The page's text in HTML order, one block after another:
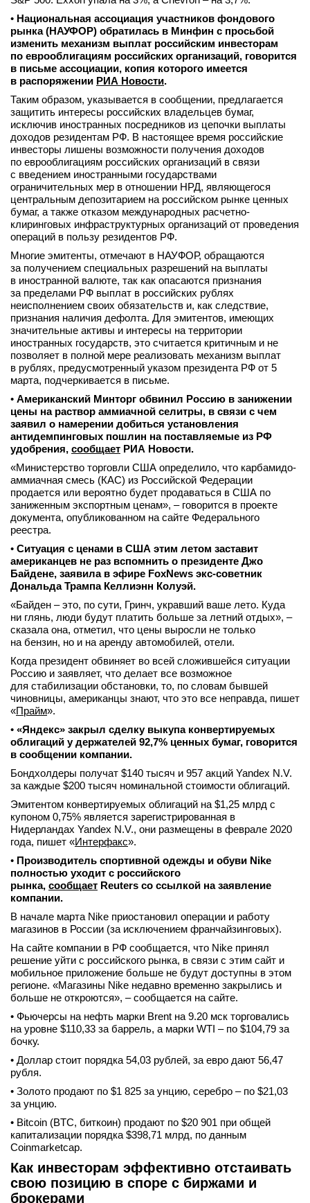
• Национальная ассоциация участников фондового
рынка (НАУФОР) обратилась в Минфин с просьбой
изменить механизм выплат российским инвесторам
по еврооблигациям российских организаций, говорится
в письме ассоциации, копия которого имеется
в распоряжении РИА Новости.
Таким образом, указывается в сообщении, предлагается
защитить интересы российских владельцев бумаг,
исключив иностранных посредников из цепочки выплаты
доходов резидентам РФ. В настоящее время российские
инвесторы лишены возможности получения доходов
по еврооблигациям российских организаций в связи
с введением иностранными государствами
ограничительных мер в отношении НРД, являющегося
центральным депозитарием на российском рынке ценных
бумаг, а также отказом международных расчетно-
клиринговых инфраструктурных организаций от проведения
операций в пользу резидентов РФ.
Многие эмитенты, отмечают в НАУФОР, обращаются
за получением специальных разрешений на выплаты
в иностранной валюте, так как опасаются признания
за пределами РФ выплат в российских рублях
неисполнением своих обязательств и, как следствие,
признания наличия дефолта. Для эмитентов, имеющих
значительные активы и интересы на территории
иностранных государств, это считается критичным и не
позволяет в полной мере реализовать механизм выплат
в рублях, предусмотренный указом президента РФ от 5
марта, подчеркивается в письме.
• Американский Минторг обвинил Россию в занижении
цены на раствор аммиачной селитры, в связи с чем
заявил о намерении добиться установления
антидемпинговых пошлин на поставляемые из РФ
удобрения, сообщает РИА Новости.
«Министерство торговли США определило, что карбамидо-
аммиачная смесь (КАС) из Российской Федерации
продается или вероятно будет продаваться в США по
заниженным экспортным ценам», – говорится в проекте
документа, опубликованном на сайте Федерального
реестра.
• Ситуация с ценами в США этим летом заставит
американцев не раз вспомнить о президенте Джо
Байдене, заявила в эфире FoxNews экс-советник
Дональда Трампа Келлиэнн Колуэй.
«Байден – это, по сути, Гринч, укравший ваше лето. Куда
ни глянь, люди будут платить больше за летний отдых», –
сказала она, отметил, что цены выросли не только
на бензин, но и на аренду автомобилей, отели.
Когда президент обвиняет во всей сложившейся ситуации
Россию и заявляет, что делает все возможное
для стабилизации обстановки, то, по словам бывшей
чиновницы, американцы знают, что это все неправда, пишет
«Прайм».
• «Яндекс» закрыл сделку выкупа конвертируемых
облигаций у держателей 92,7% ценных бумаг, говорится
в сообщении компании.
Бондхолдеры получат $140 тысяч и 957 акций Yandex N.V.
за каждые $200 тысяч номинальной стоимости облигаций.
Эмитентом конвертируемых облигаций на $1,25 млрд с
купоном 0,75% является зарегистрированная в
Нидерландах Yandex N.V., они размещены в феврале 2020
года, пишет «Интерфакс».
• Производитель спортивной одежды и обуви Nike
полностью уходит с российского
рынка, сообщает Reuters со ссылкой на заявление
компании.
В начале марта Nike приостановил операции и работу
магазинов в России (за исключением франчайзинговых).
На сайте компании в РФ сообщается, что Nike принял
решение уйти с российского рынка, в связи с этим сайт и
мобильное приложение больше не будут доступны в этом
регионе. «Магазины Nike недавно временно закрылись и
больше не откроются», – сообщается на сайте.
• Фьючерсы на нефть марки Brent на 9.20 мск торговались
на уровне $110,33 за баррель, а марки WTI – по $104,79 за
бочку.
• Доллар стоит порядка 54,03 рублей, за евро дают 56,47
рубля.
• Золото продают по $1 825 за унцию, серебро – по $21,03
за унцию.
• Bitcoin (BTC, биткоин) продают по $20 901 при общей
капитализации порядка $398,71 млрд, по данным
Coinmarketcap.
Как инвесторам эффективно отстаивать
свою позицию в споре с биржами и
брокерами